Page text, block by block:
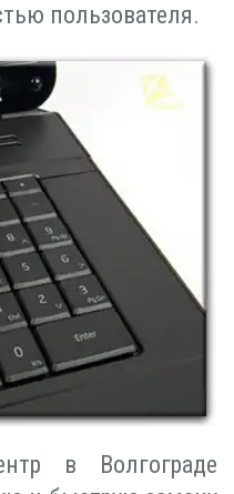
пользователя.
в Волгограде